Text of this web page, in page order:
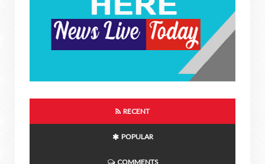
RECENT
POPULAR
COMMENTS